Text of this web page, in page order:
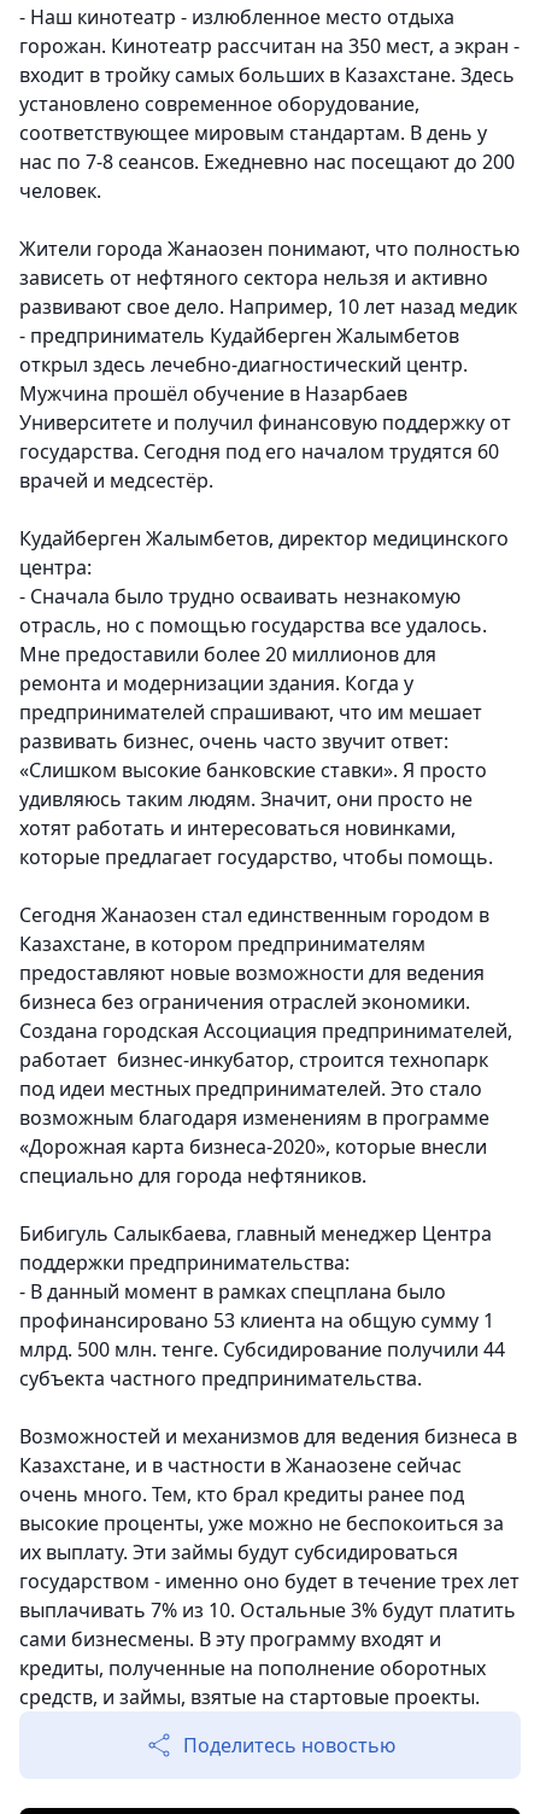
- Наш кинотеатр - излюбленное место отдыха
горожан. Кинотеатр рассчитан на 350 мест, а экран -
входит в тройку самых больших в Казахстане. Здесь
установлено современное оборудование,
соответствующее мировым стандартам. В день у
нас по 7-8 сеансов. Ежедневно нас посещают до 200
человек.
Жители города Жанаозен понимают, что полностью
зависеть от нефтяного сектора нельзя и активно
развивают свое дело. Например, 10 лет назад медик
- предприниматель Кудайберген Жалымбетов
открыл здесь лечебно-диагностический центр.
Мужчина прошёл обучение в Назарбаев
Университете и получил финансовую поддержку от
государства. Сегодня под его началом трудятся 60
врачей и медсестёр.
Кудайберген Жалымбетов, директор медицинского
центра:
- Сначала было трудно осваивать незнакомую
отрасль, но с помощью государства все удалось.
Мне предоставили более 20 миллионов для
ремонта и модернизации здания. Когда у
предпринимателей спрашивают, что им мешает
развивать бизнес, очень часто звучит ответ:
«Слишком высокие банковские ставки». Я просто
удивляюсь таким людям. Значит, они просто не
хотят работать и интересоваться новинками,
которые предлагает государство, чтобы помощь.
Сегодня Жанаозен стал единственным городом в
Казахстане, в котором предпринимателям
предоставляют новые возможности для ведения
бизнеса без ограничения отраслей экономики.
Создана городская Ассоциация предпринимателей,
работает бизнес-инкубатор, строится технопарк
под идеи местных предпринимателей. Это стало
возможным благодаря изменениям в программе
«Дорожная карта бизнеса-2020», которые внесли
специально для города нефтяников.
Бибигуль Салыкбаева, главный менеджер Центра
поддержки предпринимательства:
- В данный момент в рамках спецплана было
профинансировано 53 клиента на общую сумму 1
млрд. 500 млн. тенге. Субсидирование получили 44
субъекта частного предпринимательства.
Возможностей и механизмов для ведения бизнеса в
Казахстане, и в частности в Жанаозене сейчас
очень много. Тем, кто брал кредиты ранее под
высокие проценты, уже можно не беспокоиться за
их выплату. Эти займы будут субсидироваться
государством - именно оно будет в течение трех лет
выплачивать 7% из 10. Остальные 3% будут платить
сами бизнесмены. В эту программу входят и
кредиты, полученные на пополнение оборотных
средств, и займы, взятые на стартовые проекты.
Поделитесь новостью